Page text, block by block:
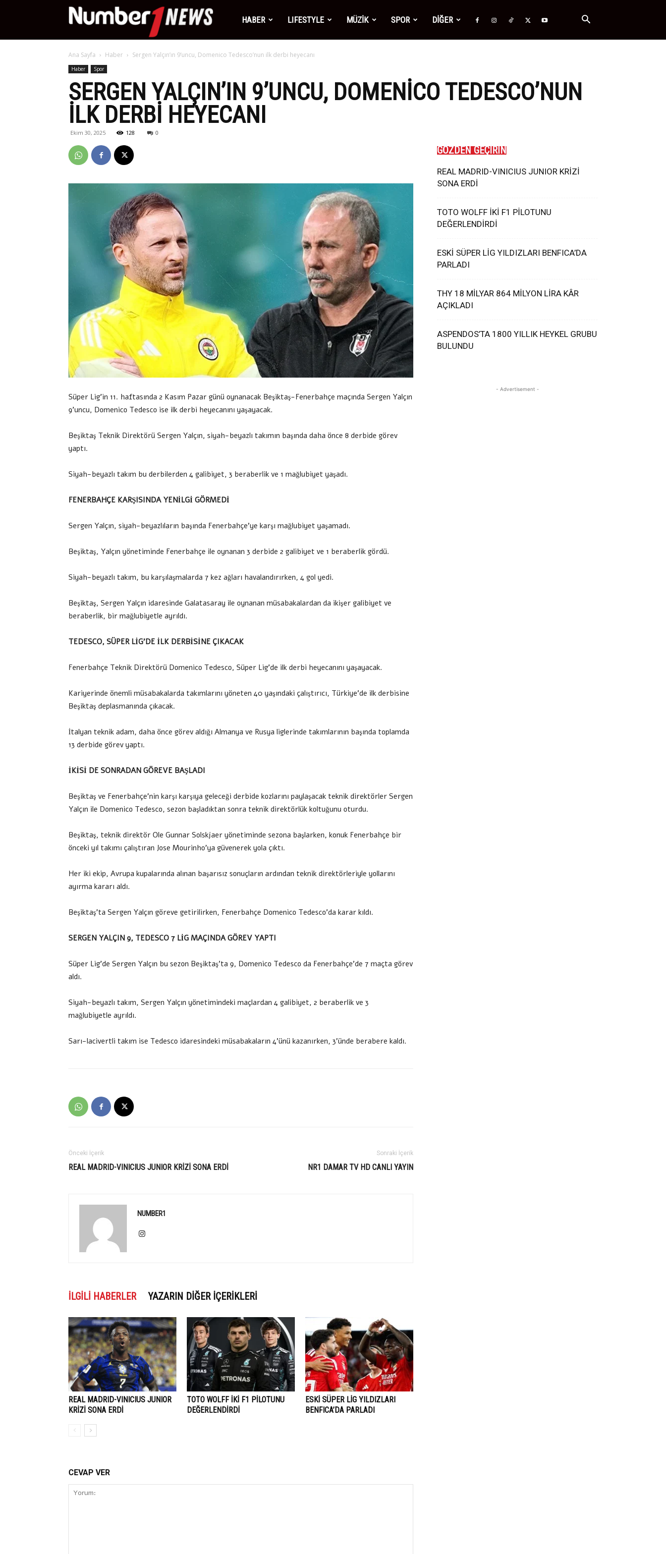
Number1
News
HABER LIFESTYLE MÜZİK SPOR DİĞER
Ana Sayfa Haber Sergen Yalçın’ın 9’uncu, Domenico Tedesco’nun ilk derbi heyecanı
Haber Spor
SERGEN YALÇIN’IN 9’UNCU, DOMENICO TEDESCO’NUN
ILK DERBI HEYECANI
Ekim 30, 2025 128 0
Süper Lig’in 11. haftasında 2 Kasım Pazar günü oynanacak Beşiktaş-Fenerbahçe maçında Sergen Yalçın
9’uncu, Domenico Tedesco ise ilk derbi heyecanını yaşayacak.
Beşiktaş Teknik Direktörü Sergen Yalçın, siyah-beyazlı takımın başında daha önce 8 derbide görev
yaptı.
Siyah-beyazlı takım bu derbilerden 4 galibiyet, 3 beraberlik ve 1 mağlubiyet yaşadı.
FENERBAHÇE KARŞISINDA YENİLGİ GÖRMEDİ
Sergen Yalçın, siyah-beyazlıların başında Fenerbahçe’ye karşı mağlubiyet yaşamadı.
Beşiktaş, Yalçın yönetiminde Fenerbahçe ile oynanan 3 derbide 2 galibiyet ve 1 beraberlik gördü.
Siyah-beyazlı takım, bu karşılaşmalarda 7 kez ağları havalandırırken, 4 gol yedi.
Beşiktaş, Sergen Yalçın idaresinde Galatasaray ile oynanan müsabakalardan da ikişer galibiyet ve
beraberlik, bir mağlubiyetle ayrıldı.
TEDESCO, SÜPER LİG’DE İLK DERBİSİNE ÇIKACAK
Fenerbahçe Teknik Direktörü Domenico Tedesco, Süper Lig’de ilk derbi heyecanını yaşayacak.
Kariyerinde önemli müsabakalarda takımlarını yöneten 40 yaşındaki çalıştırıcı, Türkiye’de ilk derbisine
Beşiktaş deplasmanında çıkacak.
İtalyan teknik adam, daha önce görev aldığı Almanya ve Rusya liglerinde takımlarının başında toplamda
13 derbide görev yaptı.
İKİSİ DE SONRADAN GÖREVE BAŞLADI
Beşiktaş ve Fenerbahçe’nin karşı karşıya geleceği derbide kozlarını paylaşacak teknik direktörler Sergen
Yalçın ile Domenico Tedesco, sezon başladıktan sonra teknik direktörlük koltuğunu oturdu.
Beşiktaş, teknik direktör Ole Gunnar Solskjaer yönetiminde sezona başlarken, konuk Fenerbahçe bir
önceki yıl takımı çalıştıran Jose Mourinho’ya güvenerek yola çıktı.
Her iki ekip, Avrupa kupalarında alınan başarısız sonuçların ardından teknik direktörleriyle yollarını
ayırma kararı aldı.
Beşiktaş’ta Sergen Yalçın göreve getirilirken, Fenerbahçe Domenico Tedesco’da karar kıldı.
SERGEN YALÇIN 9, TEDESCO 7 LİG MAÇINDA GÖREV YAPTI
Süper Lig’de Sergen Yalçın bu sezon Beşiktaş’ta 9, Domenico Tedesco da Fenerbahçe’de 7 maçta görev
aldı.
Siyah-beyazlı takım, Sergen Yalçın yönetimindeki maçlardan 4 galibiyet, 2 beraberlik ve 3
mağlubiyetle ayrıldı.
Sarı-lacivertli takım ise Tedesco idaresindeki müsabakaların 4’ünü kazanırken, 3’ünde berabere kaldı.
Önceki İçerik
REAL MADRID-VINICIUS JUNIOR KRİZİ SONA ERDİ
Sonraki İçerik
NR1 DAMAR TV HD CANLI YAYIN
NUMBER1
İLGILI HABERLER YAZARIN DIĞER İÇERIKLERI
REAL MADRID-VINICIUS JUNIOR
KRİZİ SONA ERDİ
TOTO WOLFF İKİ F1 PİLOTUNU
DEĞERLENDİRDİ
ESKİ SÜPER LİG YILDIZLARI
BENFICA’DA PARLADI
CEVAP VER
GÖZDEN GEÇİRİN
REAL MADRID-VINICIUS JUNIOR KRİZİ
SONA ERDİ
TOTO WOLFF İKİ F1 PİLOTUNU
DEĞERLENDİRDİ
ESKİ SÜPER LİG YILDIZLARI BENFICA’DA
PARLADI
THY 18 MİLYAR 864 MİLYON LİRA KÂR
AÇIKLADI
ASPENDOS’TA 1800 YILLIK HEYKEL GRUBU
BULUNDU
- Advertisement -